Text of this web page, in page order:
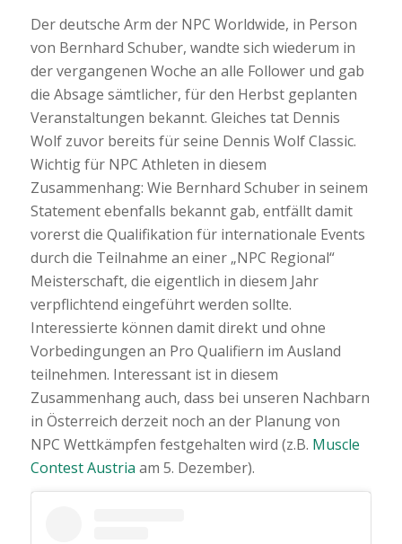
Der deutsche Arm der NPC Worldwide, in Person
von Bernhard Schuber, wandte sich wiederum in
der vergangenen Woche an alle Follower und gab
die Absage sämtlicher, für den Herbst geplanten
Veranstaltungen bekannt. Gleiches tat Dennis
Wolf zuvor bereits für seine Dennis Wolf Classic.
Wichtig für NPC Athleten in diesem
Zusammenhang: Wie Bernhard Schuber in seinem
Statement ebenfalls bekannt gab, entfällt damit
vorerst die Qualifikation für internationale Events
durch die Teilnahme an einer „NPC Regional“
Meisterschaft, die eigentlich in diesem Jahr
verpflichtend eingeführt werden sollte.
Interessierte können damit direkt und ohne
Vorbedingungen an Pro Qualifiern im Ausland
teilnehmen. Interessant ist in diesem
Zusammenhang auch, dass bei unseren Nachbarn
in Österreich derzeit noch an der Planung von
NPC Wettkämpfen festgehalten wird (z.B. Muscle
Contest Austria am 5. Dezember).